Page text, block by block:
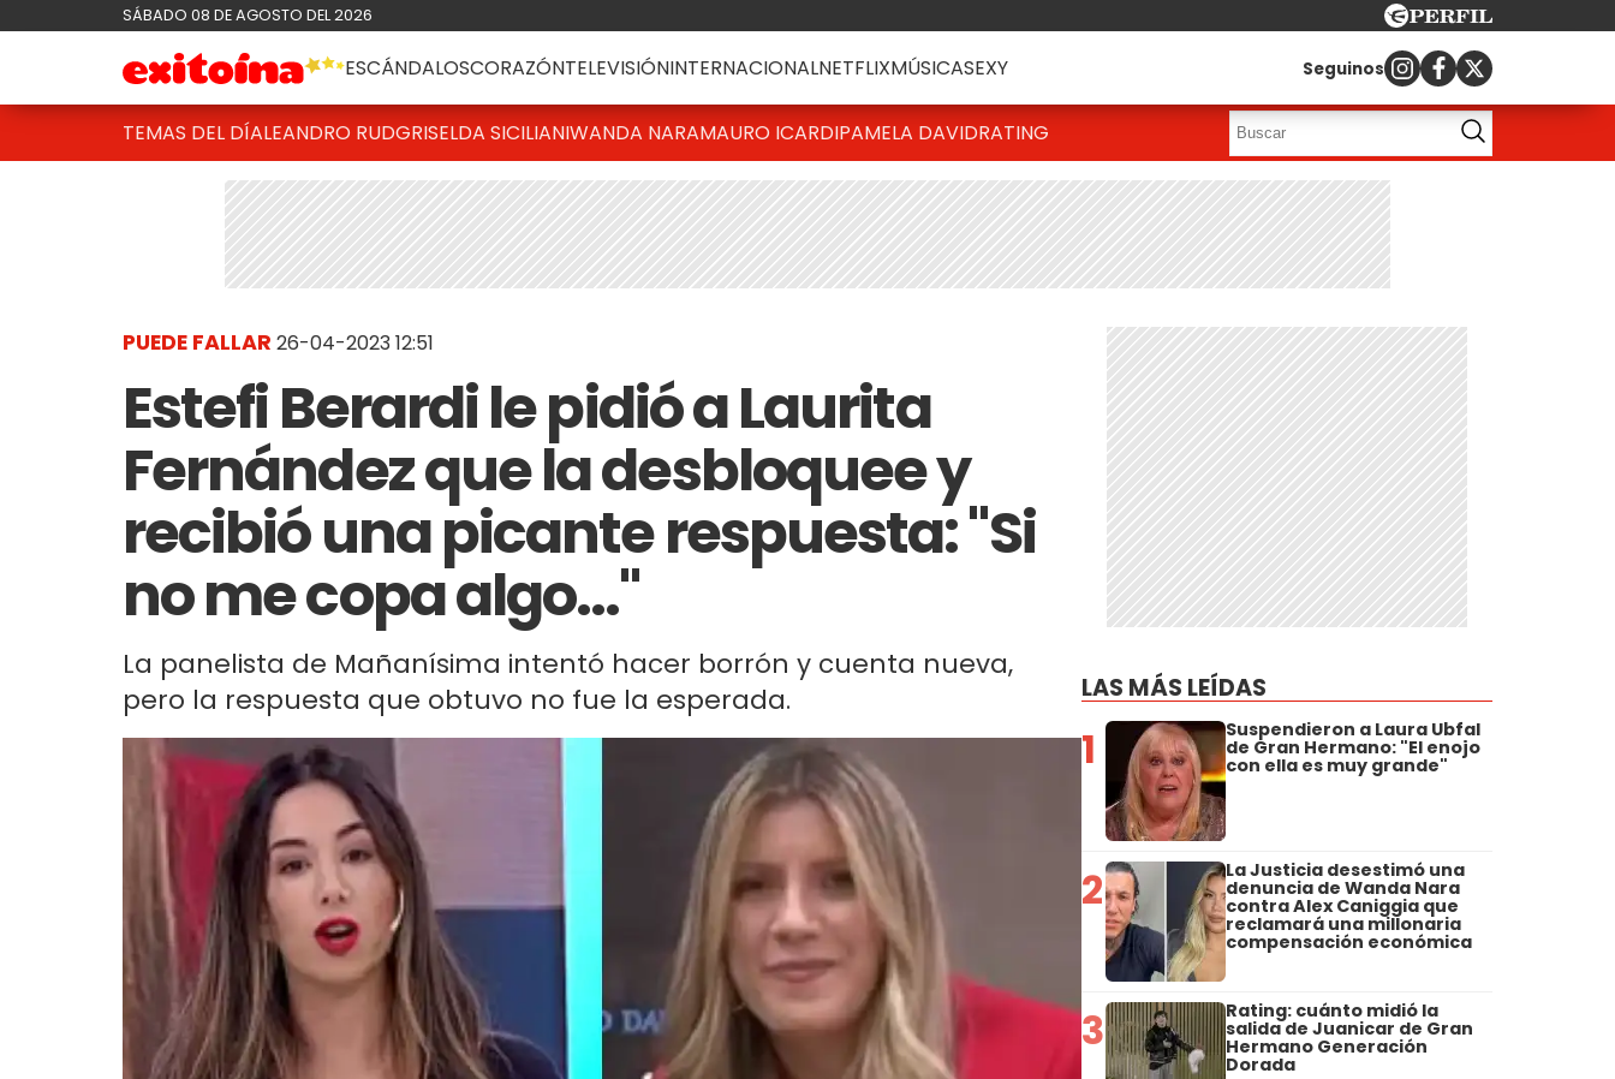
SÁBADO 08 DE AGOSTO DEL 2026
ESCÁNDALOSCORAZÓNTELEVISIÓNINTERNACIONALNETFLIXMÚSICASEXY Seguinos
TEMAS DEL DÍALEANDRO RUDGRISELDA SICILIANIWANDA NARAMAURO ICARDIPAMELA DAVIDRATING
PUEDE FALLAR 26-04-2023 12:51
Estefi Berardi le pidió a Laurita
Fernández que la desbloquee y
recibió una picante respuesta: "Si
no me copa algo..."
La panelista de Mañanísima intentó hacer borrón y cuenta nueva,
pero la respuesta que obtuvo no fue la esperada.
LAS MÁS LEÍDAS
1 Suspendieron a Laura Ubfal
de Gran Hermano: "El enojo
con ella es muy grande"
2 La Justicia desestimó una
denuncia de Wanda Nara
contra Alex Caniggia que
reclamará una millonaria
compensación económica
3 Rating: cuánto midió la
salida de Juanicar de Gran
Hermano Generación
Dorada